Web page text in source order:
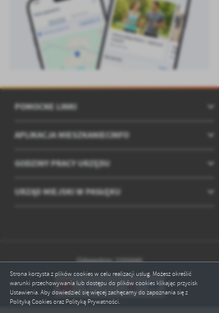
Strona korzysta z plików cookies w celu realizacji usług. Możesz określić
warunki przechowywania lub dostępu do plików cookies klikając przycisk
Ustawienia. Aby dowiedzieć się więcej zachęcamy do zapoznania się z
Polityką Cookies oraz Polityką Prywatności.
POMOCNE LINKI
APLIKACJA MIESZKANIECINFO
GODZINY PRACY URZĘDU
URZĄD MIEJSKI W PASŁĘKU
Odwiedzin: 2255045